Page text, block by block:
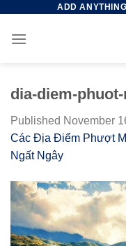
content
ADD
dia-diem-
Published November
Các Địa Điểm Phượt
Ngất Ngây